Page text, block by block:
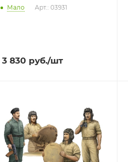
Мало Арт.: 03931
3 830 руб./шт